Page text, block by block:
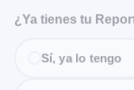
¿Ya tienes tu
Sí, ya lo tengo